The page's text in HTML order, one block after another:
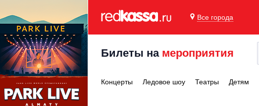
Все города
Билеты на мероприятия
Концерты Ледовое шоу Театры Детям